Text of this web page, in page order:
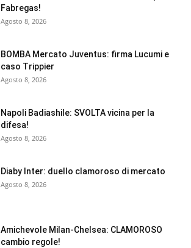
Fabregas!
Agosto 8, 2026
BOMBA Mercato Juventus: firma Lucumi e
caso Trippier
Agosto 8, 2026
Napoli Badiashile: SVOLTA vicina per la
difesa!
Agosto 8, 2026
Diaby Inter: duello clamoroso di mercato
Agosto 8, 2026
Amichevole Milan-Chelsea: CLAMOROSO
cambio regole!